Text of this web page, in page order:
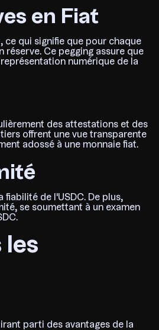
en Fiat
ce qui signifie que pour chaque
réserve. Ce pegging assure que
numérique de la
des attestations et des
offrent une vue transparente
adossé à une monnaie fiat.
de l'USDC. De plus,
se soumettant à un examen
les
parti des avantages de la